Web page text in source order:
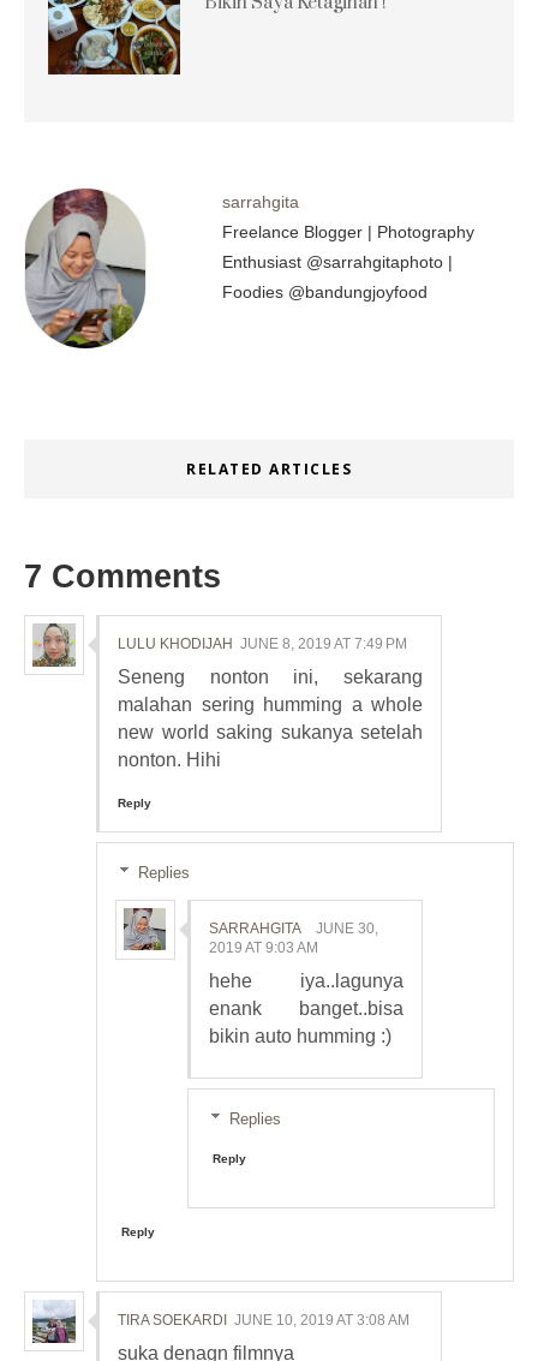
sarrahgita
Freelance Blogger | Photography
Enthusiast @sarrahgitaphoto |
Foodies @bandungjoyfood
RELATED ARTICLES
7 Comments
LULU KHODIJAH JUNE 8, 2019 AT 7:49 PM
Seneng nonton ini, sekarang
malahan sering humming a whole
new world saking sukanya setelah
nonton. Hihi
Reply
Replies
SARRAHGITA
JUNE 30,
2019 AT 9:03 AM
hehe iya..lagunya
enank banget..bisa
bikin auto humming :)
Replies
Reply
Reply
TIRA SOEKARDI JUNE 10, 2019 AT 3:08 AM
suka denagn filmnya